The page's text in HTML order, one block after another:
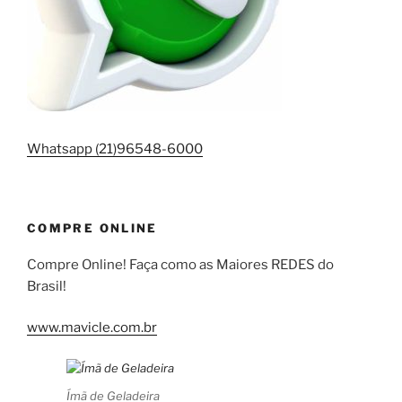
Whatsapp (21)96548-6000
COMPRE ONLINE
Compre Online! Faça como as Maiores REDES do
Brasil!
www.mavicle.com.br
Ímã de Geladeira